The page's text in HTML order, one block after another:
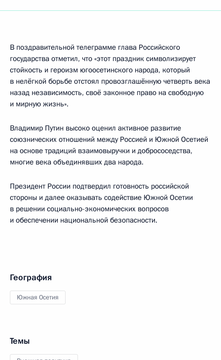
В поздравительной телеграмме глава Российского
государства отметил, что «этот праздник символизирует
стойкость и героизм югоосетинского народа, который
в нелёгкой борьбе отстоял провозглашённую четверть века
назад независимость, своё законное право на свободную
и мирную жизнь».
Владимир Путин высоко оценил активное развитие
союзнических отношений между Россией и Южной Осетией
на основе традиций взаимовыручки и добрососедства,
многие века объединявших два народа.
Президент России подтвердил готовность российской
стороны и далее оказывать содействие Южной Осетии
в решении социально-экономических вопросов
и обеспечении национальной безопасности.
География
Южная Осетия
Темы